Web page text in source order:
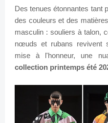
Des tenues étonnantes tant
des couleurs et des
masculin : souliers à talon,
nœuds et rubans revivent
mise à l'honneur, une
collection printemps été